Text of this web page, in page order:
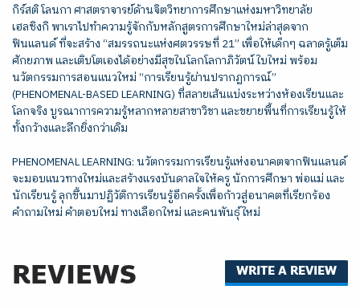
กิร์สติ โลนกา ศาสตราจารย์ด้านจิตวิทยาการศึกษาแห่งมหาวิทยาลัย
เฮลซิงกิ พาเราไปทำความรู้จักกับหลักสูตรการศึกษาใหม่ล่าสุดจาก
ฟินแลนด์ ที่จะสร้าง “สมรรถนะแห่งศตวรรษที่ 21” เพื่อให้เด็กๆ ฉลาดรู้เต็ม
ศักยภาพ และเติบโตเองได้อย่างมีสุขในโลกโลกาภิวัตน์ใบใหม่ พร้อม
นวัตกรรมการสอนแนวใหม่ “การเรียนรู้ผ่านปรากฏการณ์”
(PHENOMENAL-BASED LEARNING) ที่สลายเส้นแบ่งระหว่างห้องเรียนและ
โลกจริง บูรณาการความรู้หลากหลายสาขาวิชา และขยายพื้นที่การเรียนรู้ให้
ทั้งกว้างและลึกยิ่งกว่าเดิม
PHENOMENAL LEARNING: นวัตกรรมการเรียนรู้แห่งอนาคตจากฟินแลนด์
จะมอบแนวทางใหม่และสร้างแรงบันดาลใจให้ครู นักการศึกษา พ่อแม่ และ
นักเรียนรู้ ลุกขึ้นมาปฏิวัติการเรียนรู้อีกครั้งเพื่อก้าวสู่อนาคตที่เรียกร้อง
คำถามใหม่ คำตอบใหม่ ทางเลือกใหม่ และคนพันธุ์ใหม่
REVIEWS WRITE A REVIEW